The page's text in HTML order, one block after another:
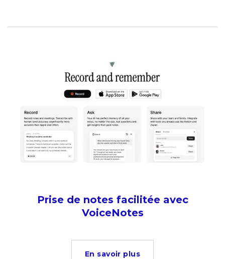
Prise de notes facilitée avec
VoiceNotes
En savoir plus